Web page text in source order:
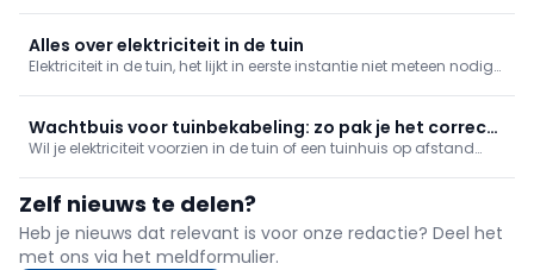
steeds meer ingang vinden in dressings, keukens en badkamers.
Alles over elektriciteit in de tuin
Elektriciteit in de tuin, het lijkt in eerste instantie niet meteen nodig
Wachtbuis voor tuinbekabeling: zo pak je het correct
aan
Wil je elektriciteit voorzien in de tuin of een tuinhuis op afstand
plaats je die correct en waarmee moet je rekening houden qua
Zelf nieuws te delen?
Heb je nieuws dat relevant is voor onze redactie? Deel het
met ons via het meldformulier.